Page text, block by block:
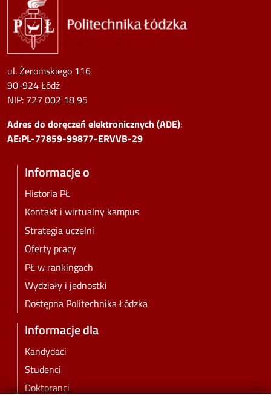
ul. Żeromskiego 116
90-924 Łódź
NIP: 727 002 18 95
Adres do doręczeń elektronicznych (ADE):
AE:PL-77859-99877-ERVVB-29
Informacje o
Historia PŁ
Kontakt i wirtualny kampus
Strategia uczelni
Oferty pracy
PŁ w rankingach
Wydziały i jednostki
Dostępna Politechnika Łódzka
Informacje dla
Kandydaci
Studenci
Doktoranci